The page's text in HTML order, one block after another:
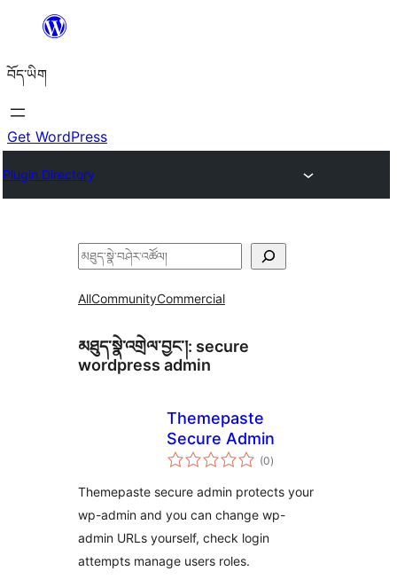
content
བོད་ཡིག
Get WordPress
Plugin Directory
བཤེར་
AllCommunityCommercial
མཐུད་སྣེ་འགྲེལ་བྱང་།: secure
wordpress admin
Themepaste
Secure Admin
(0གདེང་
འཇོག་
ཚང་།
)
Themepaste secure admin protects your
wp-admin and you can change wp-
admin URLs yourself, check login
attempts manage users roles.